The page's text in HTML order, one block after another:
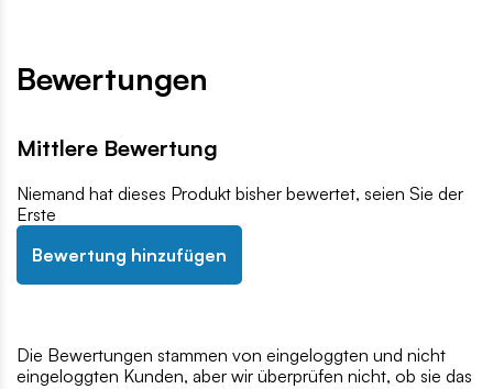
Bewertungen
Mittlere Bewertung
Niemand hat dieses Produkt bisher bewertet, seien Sie der
Erste
Bewertung hinzufügen
Die Bewertungen stammen von eingeloggten und nicht
eingeloggten Kunden, aber wir überprüfen nicht, ob sie das